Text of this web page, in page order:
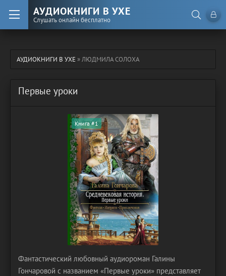
АУДИОКНИГИ В УХЕ
Слушать онлайн бесплатно
АУДИОКНИГИ В УХЕ» ЛЮДМИЛА СОЛОХА
Первые уроки
Книга #1
Фантастический любовный аудиороман Галины
Гончаровой с названием «Первые уроки» представляет